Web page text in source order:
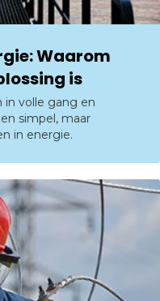
Waarom
is
in volle gang en
simpel, maar
in energie.